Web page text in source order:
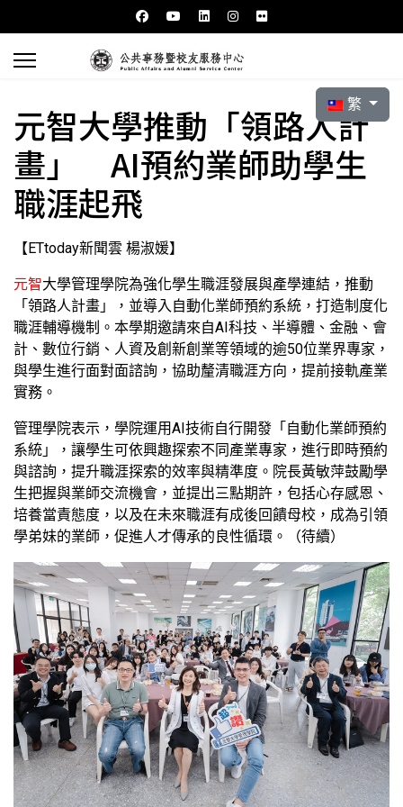
選擇你的語言
繁
元智大學推動「領路人計
畫」 AI預約業師助學生
職涯起飛
【ETtoday新聞雲 楊淑媛】
元智大學管理學院為強化學生職涯發展與產學連結，推動
「領路人計畫」，並導入自動化業師預約系統，打造制度化
職涯輔導機制。本學期邀請來自AI科技、半導體、金融、會
計、數位行銷、人資及創新創業等領域的逾50位業界專家，
與學生進行面對面諮詢，協助釐清職涯方向，提前接軌產業
實務。
管理學院表示，學院運用AI技術自行開發「自動化業師預約
系統」，讓學生可依興趣探索不同產業專家，進行即時預約
與諮詢，提升職涯探索的效率與精準度。院長黃敏萍鼓勵學
生把握與業師交流機會，並提出三點期許，包括心存感恩、
培養當責態度，以及在未來職涯有成後回饋母校，成為引領
學弟妹的業師，促進人才傳承的良性循環。（待續）